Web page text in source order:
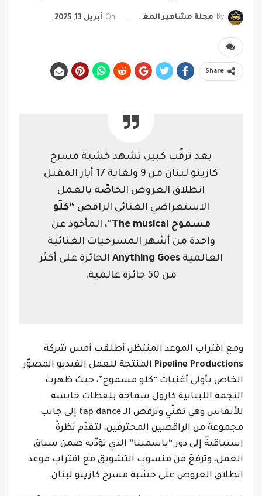
By مجلة مشاهير المغرب On أبريل 13, 2025
Share
بعد ترقّب كبير، تشهد خشبة مسرح
كازينو لبنان من 9 ولغاية
17 أيار المقبل
انطلاق العروض الخاصّة بالعمل
الاستعراضي الغنائي الراقص “كلّو
مسموح The musical “، المأخوذ عن
واحدة من أشهر المسرحيات الغنائية
العالمية Anything Goes الحائزة على أكثر
من 50 جائزة عالمية.
ومع اقتراب الموعد المنتظر، أطلقت أمس شركة
Pipeline Productions المنتجة للعمل الفيديو المصوّر
الخاص بأولى أغنيات “كلو مسموح”، حيث ظهرت
النجمة اللبنانية كارول سماحة بلقطات حابسة
للأنفاس وهي تغنّي وترقص الـ tap dance إلى جانب
مجموعة من الراقصين المحترفين، لتقدّم نظرةً
استباقيةً إلى دور “ياسمينا” الذي تؤدّيه ضمن سياق
العمل، وترفعَ من منسوب التشويق مع اقتراب موعد
انطلاق العروض على خشبة مسرح كازينو لبنان.